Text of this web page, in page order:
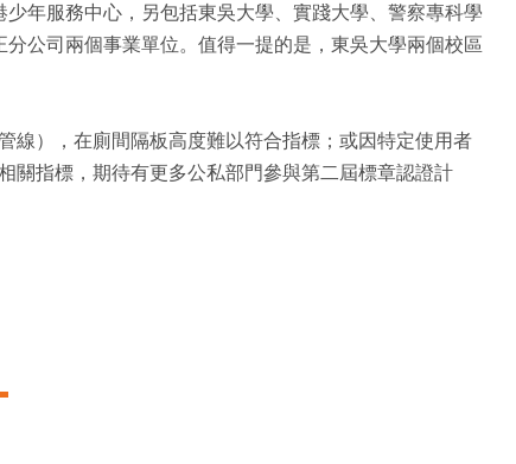
年服務中心，另包括東吳大學、實踐大學、警察專科學
公司兩個事業單位。值得一提的是，東吳大學兩個校區
線），在廁間隔板高度難以符合指標；或因特定使用者
關指標，期待有更多公私部門參與第二屆標章認證計